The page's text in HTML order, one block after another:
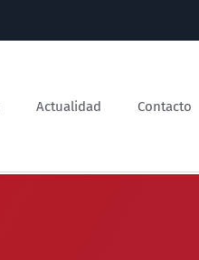
Actualidad Contacto